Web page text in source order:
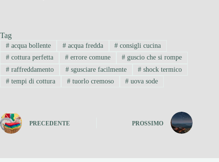
Tag
#acqua bollente #acqua fredda # consigli cucina
#cottura perfetta #errore comune # guscio che si rompe
#raffreddamento #sgusciare facilmente # shock termico
#tempi di cottura #tuorlo cremoso # uova sode
PRECEDENTE PROSSIMO